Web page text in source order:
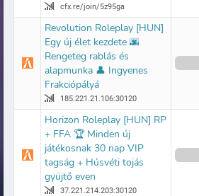
cfx.re/join/5z95ga
Revolution Roleplay [HUN]
Egy új élet kezdete 🌆
Rengeteg rablás és
alapmunka 👤 Ingyenes
Frakciópályá
185.221.21.106:30120
Horizon Roleplay [HUN] RP
+ FFA 🏆 Minden új
játékosnak 30 nap VIP
tagság + Húsvéti tojás
gyüjtő even
37.221.214.203:30120